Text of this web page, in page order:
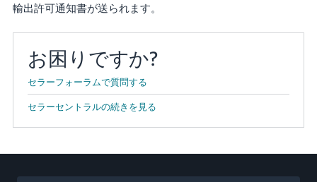
輸出許可通知書が送られます。
お困りですか?
セラーフォーラムで質問する
セラーセントラルの続きを見る